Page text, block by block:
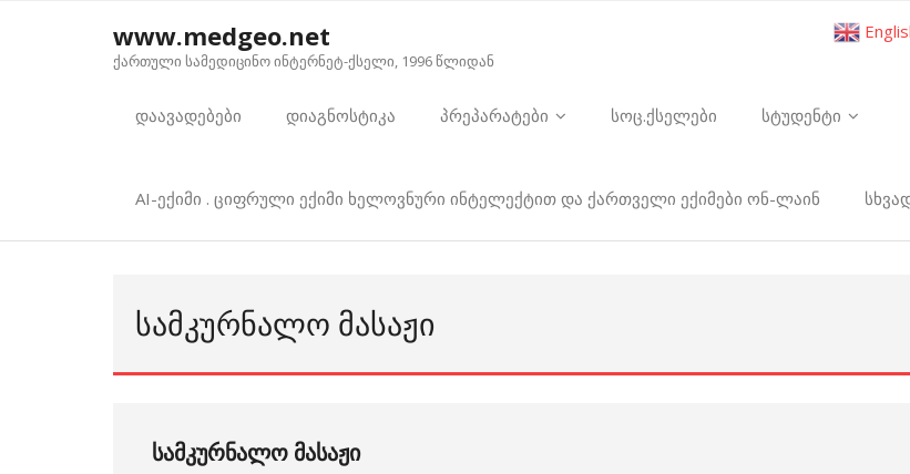
www.medgeo.net
ქართული სამედიცინო ინტერნეტ-ქსელი, 1996 წლიდან
დაავადებები დიაგნოსტიკა პრეპარატები სოც.ქსელები სტუდენტი
AI-ექიმი . ციფრული ექიმი ხელოვნური ინტელექტით და ქართველი ექიმები ონ-ლაინ
ᲡᲐᲛᲙᲣᲠᲜᲐᲚᲝ ᲛᲐᲡᲐᲟᲘ
სამკურნალო მასაჟი